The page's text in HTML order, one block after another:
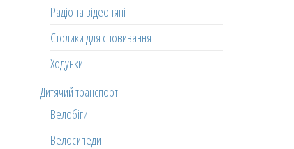
Радіо та відеоняні
Столики для сповивання
Ходунки
Дитячий транспорт
Велобіги
Велосипеди